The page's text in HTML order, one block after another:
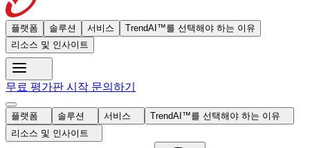
플랫폼 솔루션 서비스
TrendAI™를 선택해야 하는 이유
리소스 및 인사이트
무료 평가판 시작 문의하기
플랫폼 솔루션 서비스
TrendAI™를 선택해야 하는 이유
리소스 및 인사이트